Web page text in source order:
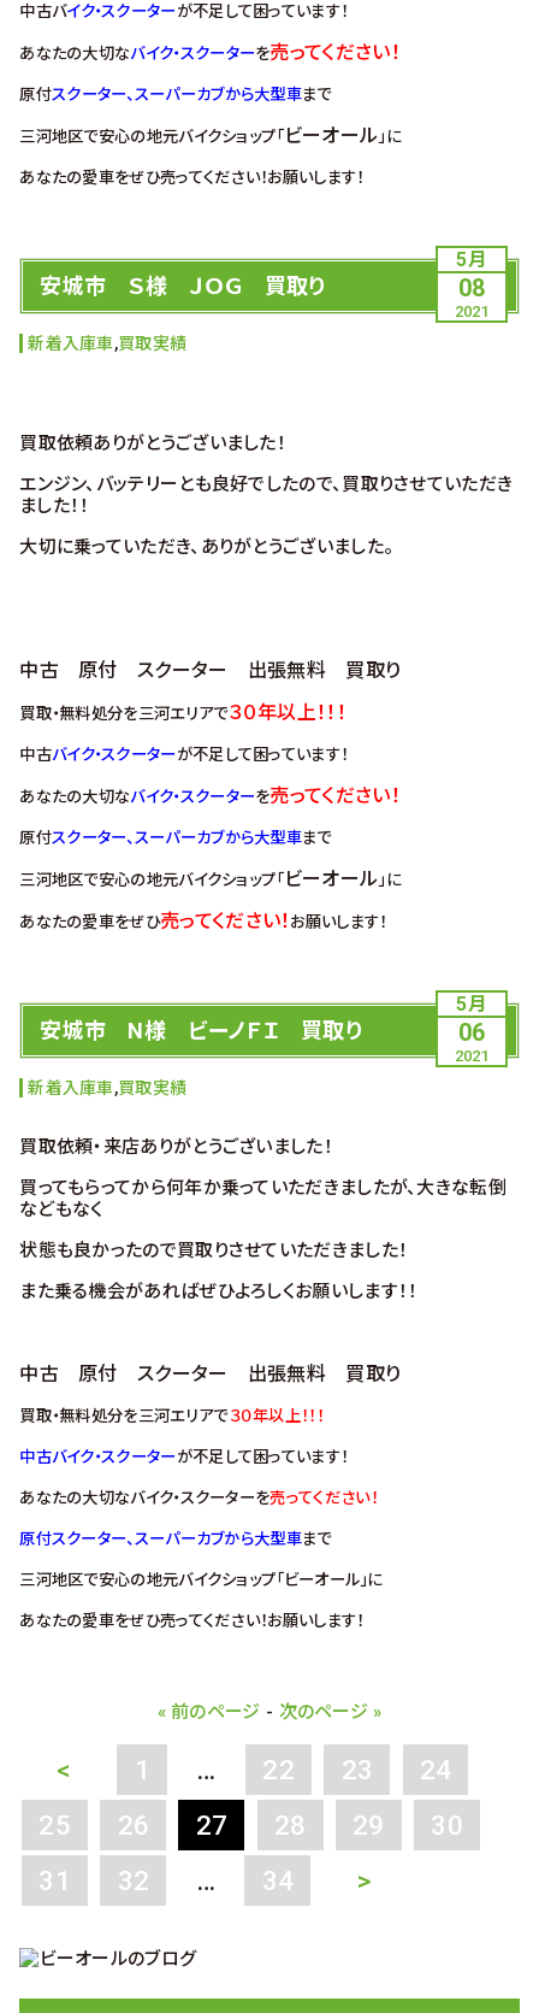
中古バイク・スクーター が不足して困っています！
あなたの大切なバイク・スクーターを売ってください！
原付スクーター、スーパーカブから大型車まで
三河地区で安心の地元バイクショップ「ビーオール」に
あなたの愛車をぜひ売ってください！お願いします！
5月
08
2021
安城市 Ｓ様 ＪＯＧ 買取り
新着入庫車,買取実績
買取依頼ありがとうございました！
エンジン、バッテリーとも良好でしたので、買取りさせていただき
ました！！
大切に乗っていただき、ありがとうございました。
中古 原付 スクーター 出張無料 買取り
買取・無料処分を三河エリアで３０年以上！！！
中古バイク・スクーター が不足して困っています！
あなたの大切なバイク・スクーターを売ってください！
原付スクーター、スーパーカブから大型車まで
三河地区で安心の地元バイクショップ「ビーオール」に
あなたの愛車をぜひ売ってください！ お願いします！
5月
06
2021
安城市 N様 ビーノＦＩ 買取り
新着入庫車,買取実績
買取依頼・来店ありがとうございました！
買ってもらってから何年か乗っていただきましたが、大きな転倒
などもなく
状態も良かったので買取りさせていただきました！
また乗る機会があればぜひよろしくお願いします！！
中古 原付 スクーター 出張無料 買取り
買取・無料処分を三河エリアで３０年以上！！！
中古バイク・スクーター が不足して困っています！
あなたの大切なバイク・スクーターを売ってください！
原付スクーター、スーパーカブから大型車まで
三河地区で安心の地元バイクショップ「ビーオール」に
あなたの愛車をぜひ売ってください！お願いします！
« 前のページ - 次のページ »
< 1 … 22 23
24
25
26 27 28 29
30
31
32 … 34 >